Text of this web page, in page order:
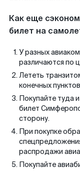
Как еще
билет на
У разных
различаются по
Лететь
конечных
Покупайте туда
билет
сторону.
При покупке
распродажи
Покупайте